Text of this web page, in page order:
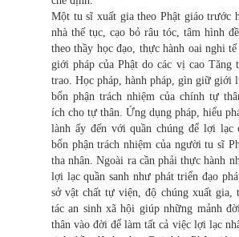
Một tu sĩ xuất gia theo Phật giáo trước
nhà thế tục, cạo bỏ râu tóc, tâm hình
theo thầy học đạo, thực hành oai nghi
giới pháp của Phật do các vị cao Tăng
trao. Học pháp, hành pháp, gìn giữ giới
bổn phận trách nhiệm của chính tự
ích cho tự thân. Ứng dụng pháp, hiểu
lành ấy đến với quần chúng để lợi lạc
bổn phận trách nhiệm của người tu sĩ
tha nhân. Ngoài ra cần phải thực hành
lợi lạc quần sanh như phát triển đạo
sở vật chất tự viện, độ chúng xuất gia,
tác an sinh xã hội giúp những mảnh
thân vào đời để làm tất cả việc lợi lạc